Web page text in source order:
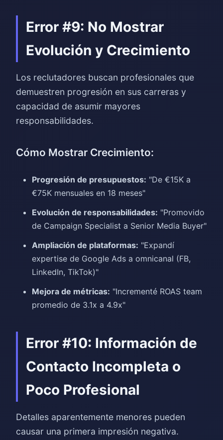
Error #9: No Mostrar
Evolución y Crecimiento
Los reclutadores buscan profesionales que
demuestren progresión en sus carreras y
capacidad de asumir mayores
responsabilidades.
Cómo Mostrar Crecimiento:
Progresión de presupuestos: "De €15K a
€75K mensuales en 18 meses"
Evolución de responsabilidades: "Promovido
de Campaign Specialist a Senior Media Buyer"
Ampliación de plataformas: "Expandí
expertise de Google Ads a omnicanal (FB,
LinkedIn, TikTok)"
Mejora de métricas: "Incrementé ROAS team
promedio de 3.1x a 4.9x"
Error #10: Información de
Contacto Incompleta o
Poco Profesional
Detalles aparentemente menores pueden
causar una primera impresión negativa.